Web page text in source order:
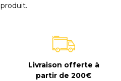
Livraison offerte à
partir de 200€